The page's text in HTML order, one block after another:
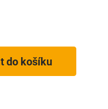
do košíku